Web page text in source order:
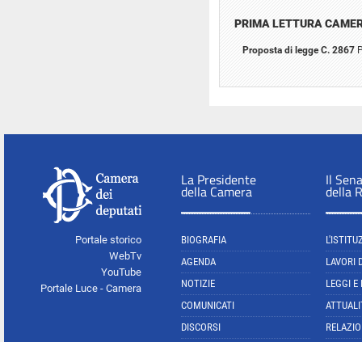
PRIMA LETTURA
Proposta di legge C. 2867
Portale storico
WebTv
YouTube
Portale Luce - Camera
La Presidente
della Camera
BIOGRAFIA
AGENDA
NOTIZIE
COMUNICATI
DISCORSI
Il
della
LAVORI
LEGGI E